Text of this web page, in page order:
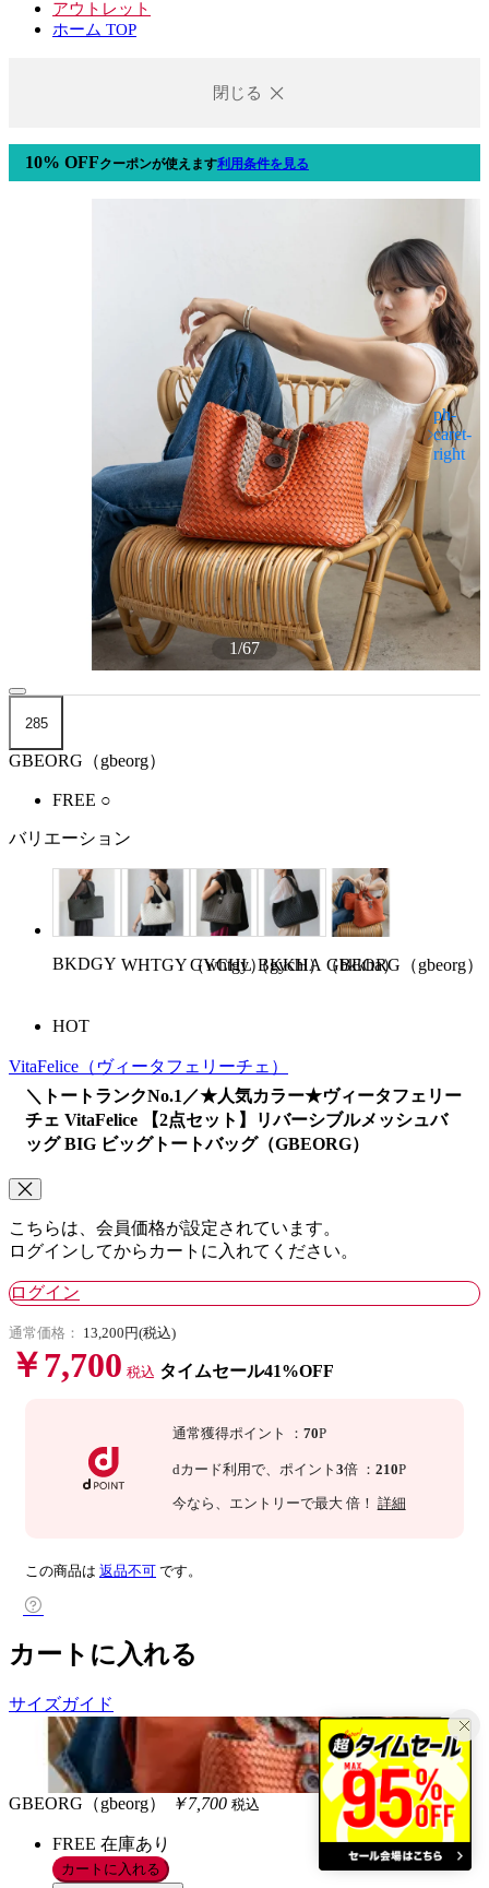
アウトレット
ホーム TOP
閉じる
10% OFFクーポンが使えます利用条件を見る
1/67
285
GBEORG（gbeorg）
FREE ○
バリエーション
BKDGY WHTGY（whtgy）
GYCHL（gychl）BKKHA（bkkha）GBEORG（gbeorg）
HOT
VitaFelice （ヴィータフェリーチェ）
＼トートランクNo.1／★人気カラー★ヴィータフェリー
チェ VitaFelice 【2点セット】リバーシブルメッシュバ
ッグ BIG ビッグトートバッグ（GBEORG）
こちらは、会員価格が設定されています。
ログインしてからカートに入れてください。
ログイン
通常価格： 13,200円(税込)
￥7,700 税込 タイムセール41%OFF
通常獲得ポイント ： 70P
dカード利用で、 ポイント 3倍 ： 210P
今なら 、エントリーで最大 倍！ 詳細
この商品は 返品不可 です。
カートに入れる
サイズガイド
GBEORG（gbeorg） ￥7,700 税込
FREE 在庫あり
カートに入れる